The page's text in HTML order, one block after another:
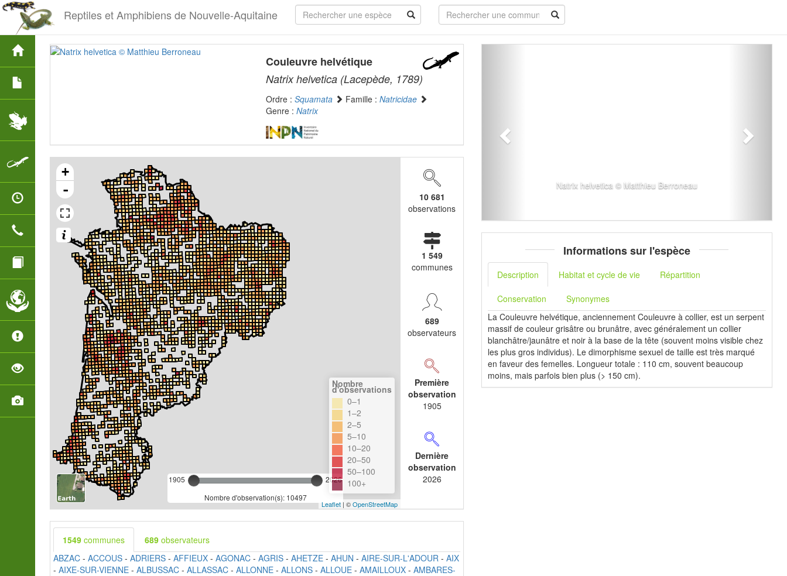
Reptiles et Amphibiens de Nouvelle-Aquitaine
Couleuvre helvétique
Natrix helvetica(Lacepède, 1789)
Ordre : Squamata Famille : Natricidae
Genre : Natrix
+
-
1905
2026
Nombre d'observation(s): 10497
Nombre
d'observations
0–1
1–2
2–5
5–10
10–20
20–50
50–100
100+
Leaflet| ©OpenStreetMap
10 681
observations
1 549
communes
689
observateurs
Première
observation
1905
Dernière
observation
2026
1549 communes 689 observateurs
ABZAC - ACCOUS - ADRIERS - AFFIEUX - AGONAC - AGRIS - AHETZE - AHUN - AIRE-SUR-L'ADOUR - AIX
- AIXE-SUR-VIENNE - ALBUSSAC - ALLASSAC - ALLONNE - ALLONS - ALLOUE - AMAILLOUX - AMBARES-
Natrix helvetica © Matthieu Berroneau
Informations sur l'espèce
Description Habitat et cycle de vie Répartition
Conservation
Synonymes
La Couleuvre helvétique, anciennement Couleuvre à collier, est un serpent
massif de couleur grisâtre ou brunâtre, avec généralement un collier
blanchâtre/jaunâtre et noir à la base de la tête (souvent moins visible chez
les plus gros individus). Le dimorphisme sexuel de taille est très marqué
en faveur des femelles. Longueur totale : 110 cm, souvent beaucoup
moins, mais parfois bien plus (> 150 cm).